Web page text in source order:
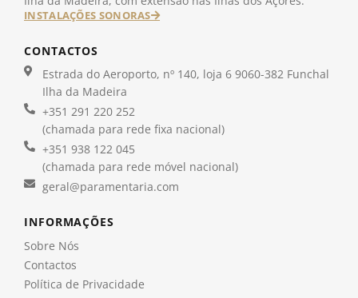
INSTALAÇÕES SONORAS
CONTACTOS
Estrada do Aeroporto, nº 140, loja 6 9060-382 Funchal
Ilha da Madeira
+351 291 220 252
(chamada para rede fixa nacional)
+351 938 122 045
(chamada para rede móvel nacional)
geral@paramentaria.com
INFORMAÇÕES
Sobre Nós
Contactos
Política de Privacidade